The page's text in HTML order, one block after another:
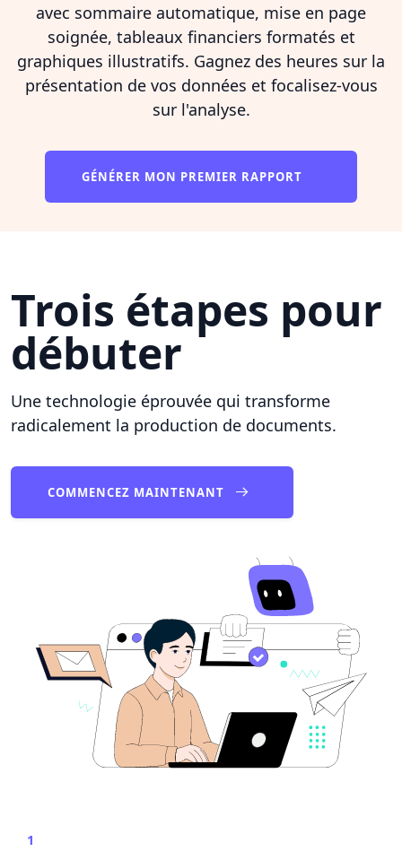
avec sommaire automatique, mise en page
soignée, tableaux financiers formatés et
graphiques illustratifs. Gagnez des heures sur la
présentation de vos données et focalisez-vous
sur l'analyse.
GÉNÉRER MON PREMIER RAPPORT
Trois étapes pour
débuter
Une technologie éprouvée qui transforme
radicalement la production de documents.
COMMENCEZ MAINTENANT
1